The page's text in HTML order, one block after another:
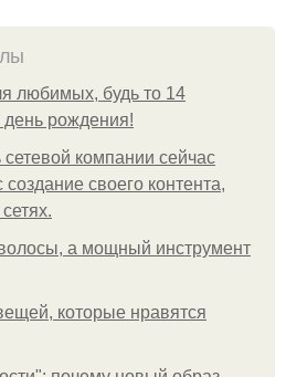
любимых, будь то 14
рождения!
сетевой компании сейчас
своего контента,
а мощный инструмент
которые нравятся